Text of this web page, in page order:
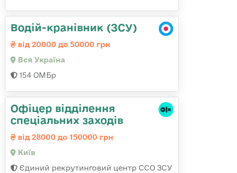
Водій-кранівник (ЗСУ)
від 20000 до 50000 грн
Вся Україна
154 ОМБр
Офіцер відділення
спеціальних заходів
від 28000 до 150000 грн
Київ
Єдиний рекрутинговий центр ССО ЗСУ